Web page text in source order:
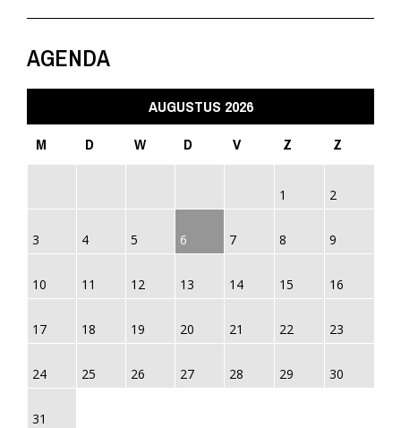
AGENDA
AUGUSTUS 2026
M
D W D V Z Z
1 2
3 4 5 6 7 8 9
10 11 12 13 14 15 16
17 18 19 20 21 22 23
24 25 26 27 28 29 30
31